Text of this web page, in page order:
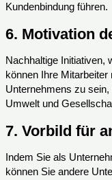
Kundenbindung führen.
6. Motivation
Nachhaltige Initiativen,
können Ihre
Unternehmens zu
Umwelt und
7. Vorbild für
Indem Sie als
können Sie andere